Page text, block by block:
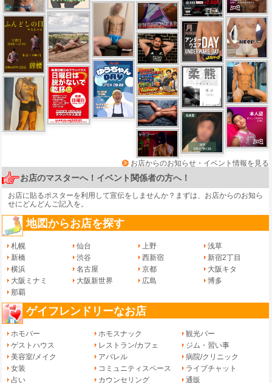
お店からのお知らせ・イベント情報を見る
お店のマスターへ！イベント関係者の方へ！
お店に貼るポスターを利用して宣伝をしませんか？まずは、 お店からのお知ら
せにどんどんご記入を。
地図からお店を探す
札幌 仙台 上野
浅草
新橋
渋谷 西新宿
新宿2丁目
横浜
名古屋 京都
大阪キタ
大阪ミナミ
大阪新世界 広島
博多
那覇
ゲイフレンドリーなお店
ホモバー ホモスナック
観光バー
ゲストハウス
レストラン/カフェ
ジム・習い事
美容室/メイク
アパレル
病院/クリニック
女装
コミュニティスペース
ライブチャット
占い
カウンセリング
通販